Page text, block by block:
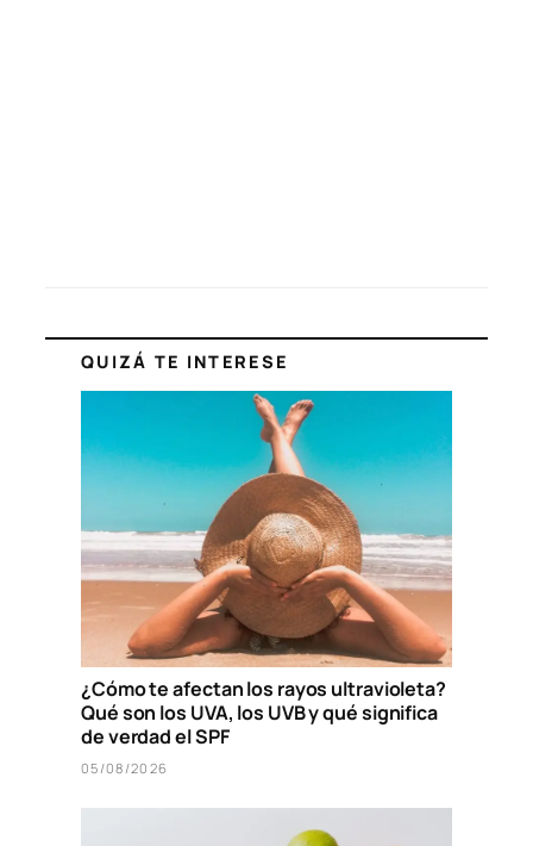
QUIZÁ TE INTERESE
¿Cómo te afectan los rayos ultravioleta?
Qué son los UVA, los UVB y qué significa
de verdad el SPF
05/08/2026